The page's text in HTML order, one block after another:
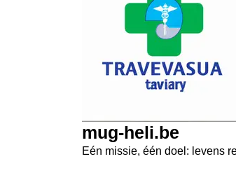
mug-heli.be
Eén missie, één doel: levens